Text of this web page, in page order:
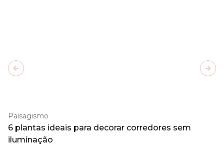
Paisagismo
6 plantas ideais para decorar corredores sem
iluminação
Previous slide